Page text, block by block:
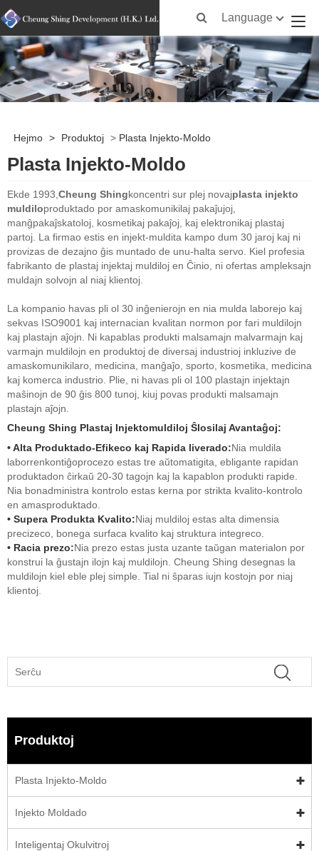
Language
Hejmo > Produktoj > Plasta Injekto-Moldo
Plasta Injekto-Moldo
Ekde 1993,Cheung Shingkoncentri sur plej novajplasta injekto
muldiloproduktado por amaskomunikilaj pakaĵujoj,
manĝpakaĵskatoloj, kosmetikaj pakaĵoj, kaj elektronikaj plastaj
partoj. La firmao estis en injekt-muldita kampo dum 30 jaroj kaj ni
provizas de dezajno ĝis muntado de unu-halta servo. Kiel profesia
fabrikanto de plastaj injektaj muldiloj en Ĉinio, ni ofertas ampleksajn
muldajn solvojn al niaj klientoj.
La kompanio havas pli ol 30 inĝenierojn en nia mulda laborejo kaj
sekvas ISO9001 kaj internacian kvalitan normon por fari muldilojn
kaj plastajn aĵojn. Ni kapablas produkti malsamajn malvarmajn kaj
varmajn muldilojn en produktoj de diversaj industrioj inkluzive de
amaskomunikilaro, medicina, manĝaĵo, sporto, kosmetika, medicina
kaj komerca industrio. Plie, ni havas pli ol 100 plastajn injektajn
maŝinojn de 90 ĝis 800 tunoj, kiuj povas produkti malsamajn
plastajn aĵojn.
Cheung Shing Plastaj Injektomuldiloj Ŝlosilaj Avantaĝoj:
• Alta Produktado-Efikeco kaj Rapida liverado:Nia muldila
laborrenkontiĝoprocezo estas tre aŭtomatigita, ebligante rapidan
produktadon ĉirkaŭ 20-30 tagojn kaj la kapablon produkti rapide.
Nia bonadministra kontrolo estas kerna por strikta kvalito-kontrolo
en amasproduktado.
• Supera Produkta Kvalito:Niaj muldiloj estas alta dimensia
precizeco, bonega surfaca kvalito kaj struktura integreco.
• Racia prezo:Nia prezo estas justa uzante taŭgan materialon por
konstrui la ĝustajn ilojn kaj muldilojn. Cheung Shing desegnas la
muldilojn kiel eble plej simple. Tial ni ŝparas iujn kostojn por niaj
klientoj.
Produktoj
Plasta Injekto-Moldo
Injekto Moldado
Inteligentaj Okulvitroj